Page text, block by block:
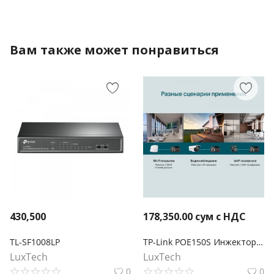
Вам также может понравиться
430,500
TL-SF1008LP
LuxTech
0
178,350.00 сум с НДС
TP-Link POE150S Инжектор PoE
LuxTech
0